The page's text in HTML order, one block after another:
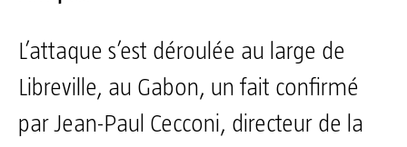
L’attaque s’est déroulée au large de
Libreville, au Gabon, un fait confirmé
par Jean-Paul Cecconi, directeur de la